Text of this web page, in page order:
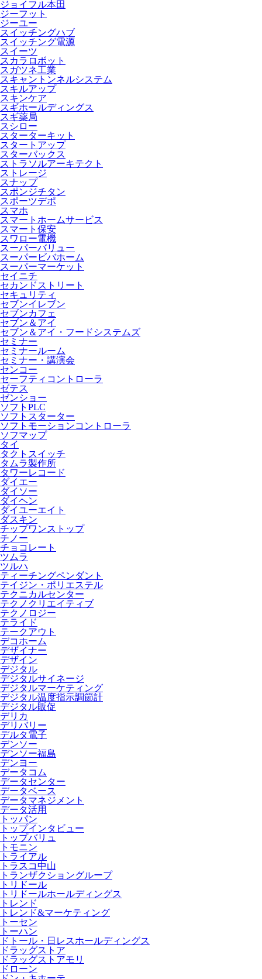
ジョイフル本田
ジーフット
ジーユー
スイッチングハブ
スイッチング電源
スイーツ
スカラロボット
スガツネ工業
スキャントンネルシステム
スキルアップ
スキンケア
スギホールディングス
スギ薬局
スシロー
スターターキット
スタートアップ
スターバックス
ストラソルアーキテクト
ストレージ
スナップ
スポンジチタン
スポーツデポ
スマホ
スマートホームサービス
スマート保安
スワロー電機
スーパーバリュー
スーパービバホーム
スーパーマーケット
セイニチ
セカンドストリート
セキュリティ
セブンイレブン
セブンカフェ
セブン＆アイ
セブン＆アイ・フードシステムズ
セミナー
セミナールーム
セミナー・講演会
センコー
セーフティコントローラ
ゼテス
ゼンショー
ソフトPLC
ソフトスターター
ソフトモーションコントローラ
ソフマップ
タイ
タクトスイッチ
タムラ製作所
タワーレコード
ダイエー
ダイソー
ダイヘン
ダイユーエイト
ダスキン
チップワンストップ
チノー
チョコレート
ツムラ
ツルハ
ティーチングペンダント
テイジン・ポリエステル
テクニカルセンター
テクノクリエイティブ
テクノロジー
テライド
テークアウト
デコホーム
デザイナー
デザイン
デジタル
デジタルサイネージ
デジタルマーケティング
デジタル温度指示調節計
デジタル販促
デリカ
デリバリー
デルタ電子
デンソー
デンソー福島
デンヨー
データコム
データセンター
データベース
データマネジメント
データ活用
トッパン
トップインタビュー
トップバリュ
トモニン
トライアル
トラスコ中山
トランザクショングループ
トリドール
トリドールホールディングス
トレンド
トレンド&マーケティング
トーセン
トーハン
ドトール・日レスホールディングス
ドラッグストア
ドラッグストアモリ
ドローン